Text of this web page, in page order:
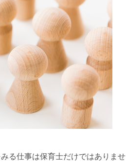
る仕事は保育士だけではありませ